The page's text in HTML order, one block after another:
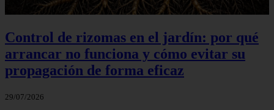
Control de rizomas en el jardín: por qué
arrancar no funciona y cómo evitar su
propagación de forma eficaz
29/07/2026